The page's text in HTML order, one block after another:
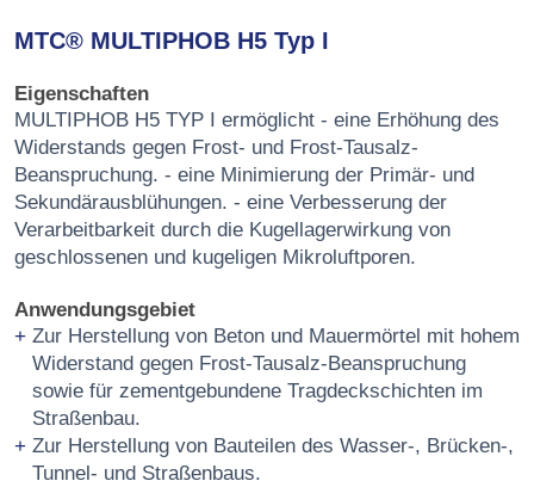
MTC® MULTIPHOB H5 Typ I
Eigenschaften
MULTIPHOB H5 TYP I ermöglicht - eine Erhöhung des
Widerstands gegen Frost- und Frost-Tausalz-
Beanspruchung. - eine Minimierung der Primär- und
Sekundärausblühungen. - eine Verbesserung der
Verarbeitbarkeit durch die Kugellagerwirkung von
geschlossenen und kugeligen Mikroluftporen.
Anwendungsgebiet
Zur Herstellung von Beton und Mauermörtel mit hohem
Widerstand gegen Frost-Tausalz-Beanspruchung
sowie für zementgebundene Tragdeckschichten im
Straßenbau.
Zur Herstellung von Bauteilen des Wasser-, Brücken-,
Tunnel- und Straßenbaus.